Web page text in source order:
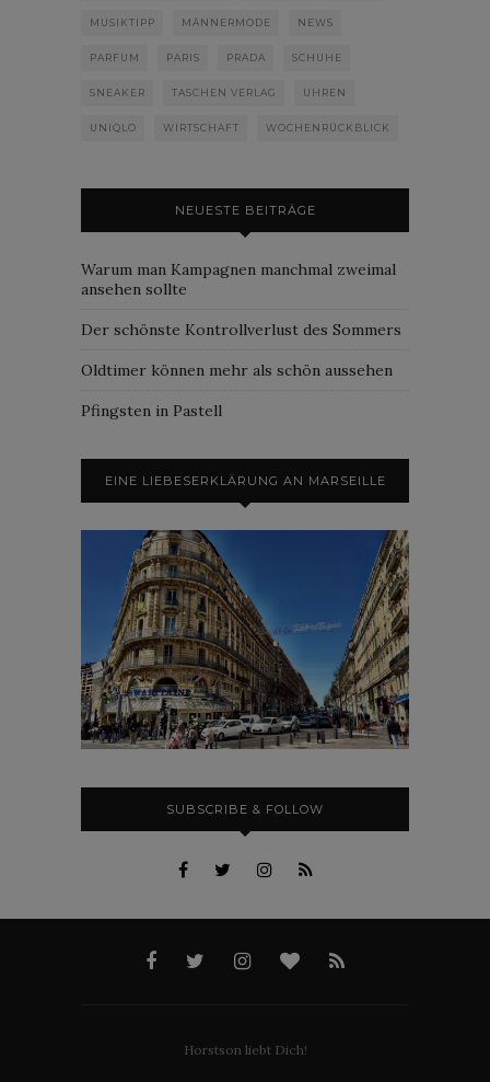
MUSIKTIPP MÄNNERMODE NEWS
PARFUM PARIS PRADA SCHUHE
SNEAKER TASCHEN VERLAG UHREN
UNIQLO WIRTSCHAFT WOCHENRÜCKBLICK
NEUESTE BEITRÄGE
Warum man Kampagnen manchmal zweimal
ansehen sollte
Der schönste Kontrollverlust des Sommers
Oldtimer können mehr als schön aussehen
Pfingsten in Pastell
EINE LIEBESERKLÄRUNG AN MARSEILLE
SUBSCRIBE & FOLLOW
Horstson liebt Dich!